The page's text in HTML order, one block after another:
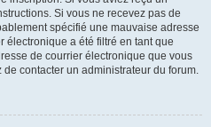
Si vous ne recevez pas de
spécifié une mauvaise adresse
électronique a été filtré en tant que
de courrier électronique que vous
contacter un administrateur du forum.